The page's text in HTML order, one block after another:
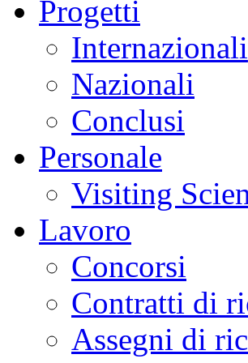
Progetti
Internazionali
Nazionali
Conclusi
Personale
Visiting
Lavoro
Concorsi
Contratti di
Assegni di